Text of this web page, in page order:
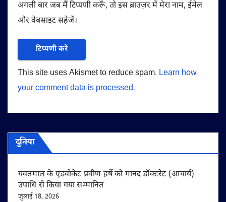
अगली बार जब मैं टिप्पणी करूँ, तो इस ब्राउज़र में मेरा नाम, ईमेल
और वेबसाइट सहेजें।
This site uses Akismet to reduce spam. Learn how
your comment data is processed.
दुनिया
यवतमाल के एडवोकेट प्रवीण हर्षे को मानद डॉक्टरेट (आचार्य)
उपाधि से किया गया सम्मानित
जुलाई 18, 2026